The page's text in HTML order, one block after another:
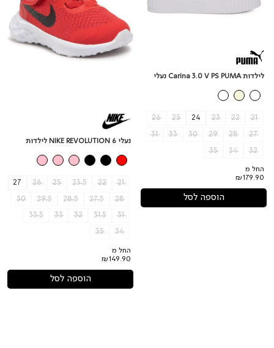
נעלי
לילדות Carina 3.0 V PS PUMA נעלי
21
22
23
24
25
26
27
28
29
30
33
31
32
34
35
החל מ
₪179.90
הוספה לסל
נעלי NIKE REVOLUTION 6 לילדות
21
22
23.5
25
26
27
28
27.5
28.5
29.5
30
31
31.5
32
33
33.5
34
35
החל מ
₪149.90
הוספה לסל